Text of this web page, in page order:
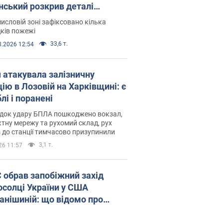
розкрив деталі
операції. Фото і відео
зоні зафіксовано кілька
пожежі
12:54 33,6 т.
атакувала залізничну
в Лозовій на Харківщині: є
і поранені
удару БПЛА пошкоджено вокзал,
мережу та рухомий склад, рух
до станції тимчасово призупинили
11:57 3,1 т.
захід
України у США
що відомо про